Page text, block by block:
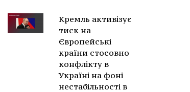
Кремль активізує
тиск на
Європейські
країни стосовно
конфлікту в
Україні на фоні
нестабільності в